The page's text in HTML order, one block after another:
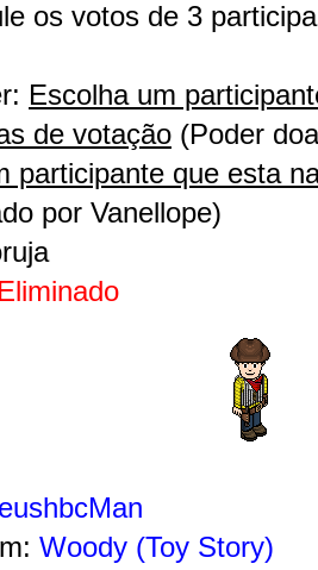
os votos de 3
Escolha um
de votação (Poder
participante que esta
por Vanellope)
Woody (Toy Story)